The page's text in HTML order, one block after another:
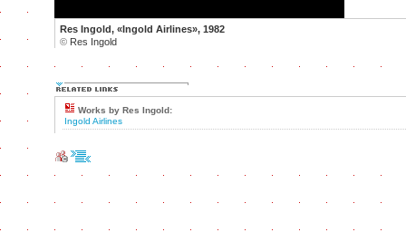
Res Ingold, «Ingold Airlines», 1982
© Res Ingold
Works by Res Ingold:
Ingold Airlines